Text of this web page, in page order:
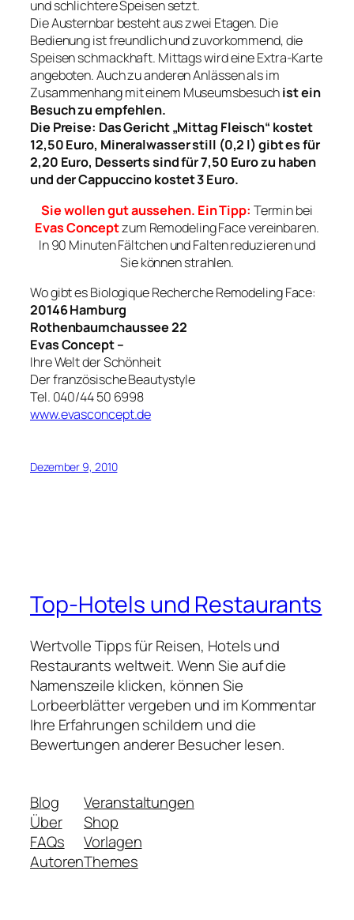
und schlichtere Speisen setzt.
Die Austernbar besteht aus zwei Etagen. Die
Bedienung ist freundlich und zuvorkommend, die
Speisen schmackhaft. Mittags wird eine Extra-Karte
angeboten. Auch zu anderen Anlässen als im
Zusammenhang mit einem Museumsbesuchist ein
Besuch zu empfehlen.
Die Preise: Das Gericht „Mittag Fleisch“ kostet
12,50 Euro, Mineralwasser still (0,2 l) gibt es für
2,20 Euro, Desserts sind für 7,50 Euro zu haben
und der Cappuccino kostet 3 Euro.
Sie wollen gut aussehen. Ein Tipp: Termin bei
Evas Conceptzum Remodeling Face vereinbaren.
In 90 Minuten Fältchen und Falten reduzieren und
Sie können strahlen.
Wo gibt es Biologique Recherche Remodeling Face:
20146 Hamburg
Rothenbaumchaussee 22
Evas Concept –
Ihre Welt der Schönheit
Der französische Beautystyle
Tel. 040/44 50 6998
www.evasconcept.de
Dezember 9, 2010
Top-Hotels und Restaurants
Wertvolle Tipps für Reisen, Hotels und
Restaurants weltweit. Wenn Sie auf die
Namenszeile klicken, können Sie
Lorbeerblätter vergeben und im Kommentar
Ihre Erfahrungen schildern und die
Bewertungen anderer Besucher lesen.
Blog
Über
FAQs
Autoren
Veranstaltungen
Shop
Vorlagen
Themes